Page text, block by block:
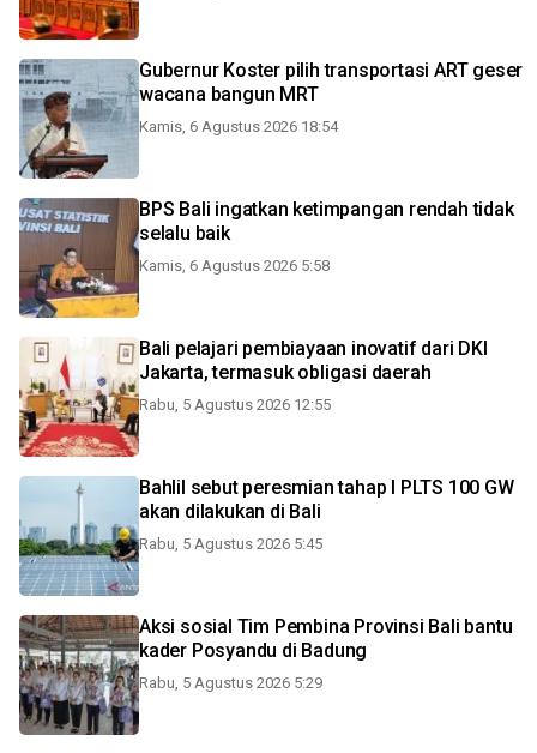
Gubernur Koster pilih transportasi ART geser
wacana bangun MRT
Kamis, 6 Agustus 2026 18:54
BPS Bali ingatkan ketimpangan rendah tidak
selalu baik
Kamis, 6 Agustus 2026 5:58
Bali pelajari pembiayaan inovatif dari DKI
Jakarta, termasuk obligasi daerah
Rabu, 5 Agustus 2026 12:55
Bahlil sebut peresmian tahap I PLTS 100 GW
akan dilakukan di Bali
Rabu, 5 Agustus 2026 5:45
Aksi sosial Tim Pembina Provinsi Bali bantu
kader Posyandu di Badung
Rabu, 5 Agustus 2026 5:29